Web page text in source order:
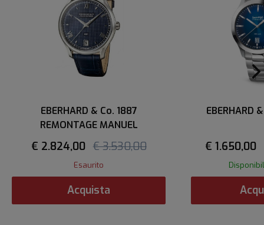
EBERHARD & Co. 1887
REMONTAGE MANUEL
€ 2.824,00 € 3.530,00
Esaurito
Acquista
EBERHARD
€ 1.650,00